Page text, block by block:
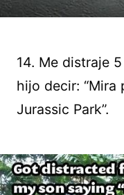
14. Me distraje
hijo decir: “Mira
Jurassic Park”.